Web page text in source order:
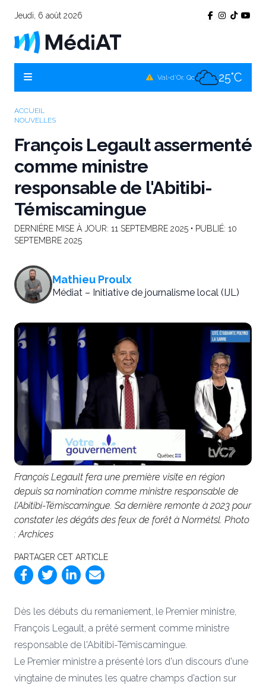
Jeudi, 6 août 2026
Val-d'Or, Qc 25°C
ACCUEIL
NOUVELLES
François Legault assermenté
comme ministre
responsable de l'Abitibi-
Témiscamingue
DERNIÈRE MISE À JOUR: 11 SEPTEMBRE 2025 • PUBLIÉ: 10
SEPTEMBRE 2025
Mathieu Proulx
Médiat – Initiative de journalisme local (IJL)
François Legault fera une première visite en région
depuis sa nomination comme ministre responsable de
l’Abitibi-Témiscamingue. Sa dernière remonte à 2023 pour
constater les dégâts des feux de forêt à Normétsl. Photo
: Archices
PARTAGER CET ARTICLE
Dès les débuts du remaniement, le Premier ministre,
François Legault, a prêté serment comme ministre
responsable de l'Abitibi-Témiscamingue.
Le Premier ministre a présenté lors d'un discours d'une
vingtaine de minutes les quatre champs d'action sur